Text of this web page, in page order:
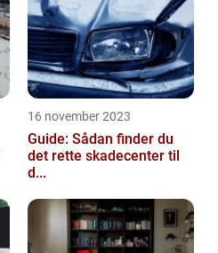
16 november 2023
Guide: Sådan finder du
det rette skadecenter til
d...